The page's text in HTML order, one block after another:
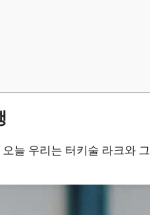
늘 우리는 터키술 라크와